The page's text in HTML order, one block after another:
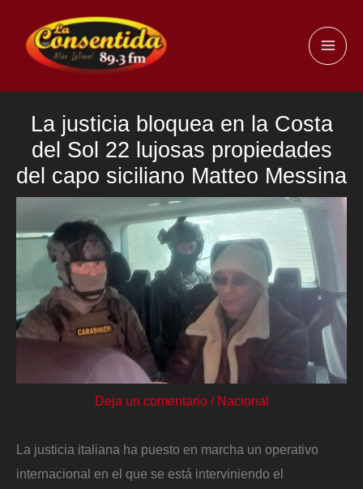
contenido
La justicia bloquea en la Costa
del Sol 22 lujosas propiedades
del capo siciliano Matteo Messina
Deja un comentario / Nacional
La justicia italiana ha puesto en marcha un operativo
internacional en el que se está interviniendo el